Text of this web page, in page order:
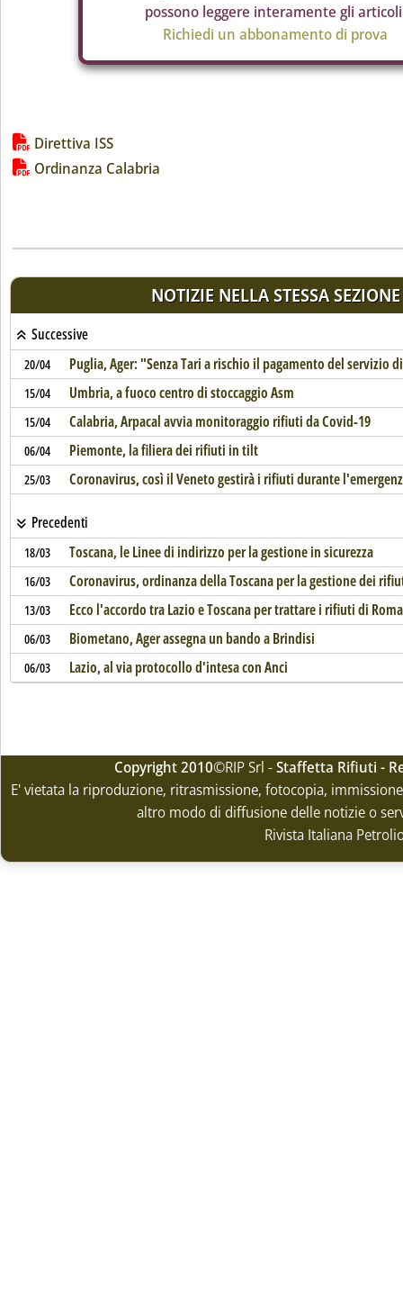
possono leggere interamente gli
Richiedi un abbonamento di prova
Lista allegati PDF alla notizia
Direttiva ISS
Ordinanza Calabria
NOTIZIE NELLA STESSA SEZIONE
Successive
20/04 Puglia, Ager: "Senza Tari a rischio il pagamento del servizio
15/04 Umbria, a fuoco centro di stoccaggio Asm
15/04 Calabria, Arpacal avvia monitoraggio rifiuti da Covid-19
06/04 Piemonte, la filiera dei rifiuti in tilt
25/03 Coronavirus, così il Veneto gestirà i rifiuti durante
Precedenti
18/03 Toscana, le Linee di indirizzo per la gestione in sicurezza
16/03 Coronavirus, ordinanza della Toscana per la gestione dei
13/03 Ecco l'accordo tra Lazio e Toscana per trattare i rifiuti di Roma
06/03 Biometano, Ager assegna un bando a Brindisi
06/03 Lazio, al via protocollo d'intesa con Anci
Copyright 2010©RIP Srl -Staffetta Rifiuti -
E' vietata la riproduzione, ritrasmissione, fotocopia,
altro modo di diffusione delle notizie o
Rivista Italiana